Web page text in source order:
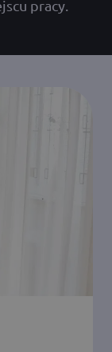
pracy.